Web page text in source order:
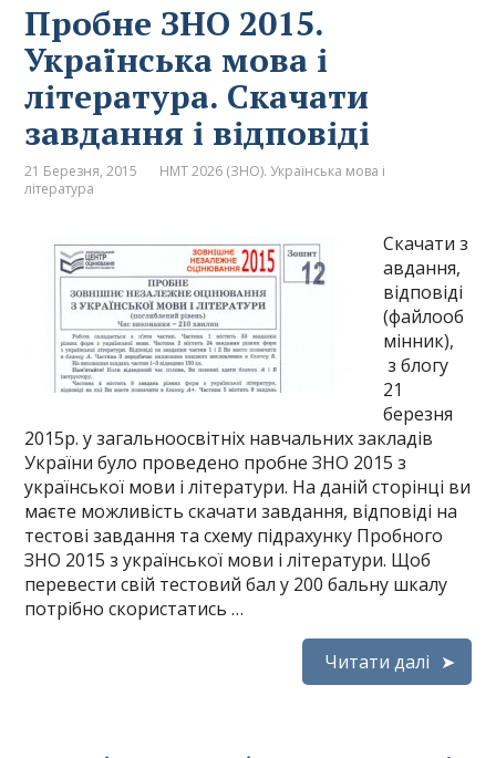
Пробне ЗНО 2015.
Українська мова і
література. Скачати
завдання і відповіді
21 Березня, 2015
НМТ 2026 (ЗНО). Українська мова і
література
Скачати з
авдання,
відповіді
(файлооб
мінник),
з блогу
21
березня
2015р. у загальноосвітніх навчальних закладів
України було проведено пробне ЗНО 2015 з
української мови і літератури. На даній сторінці ви
маєте можливість скачати завдання, відповіді на
тестові завдання та схему підрахунку Пробного
ЗНО 2015 з української мови і літератури. Щоб
перевести свій тестовий бал у 200 бальну шкалу
потрібно скористатись …
Читати далі